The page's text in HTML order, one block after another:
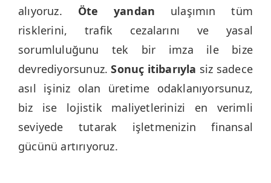
alıyoruz. Öte yandan ulaşımın tüm
risklerini, trafik cezalarını ve yasal
sorumluluğunu tek bir imza ile bize
devrediyorsunuz.Sonuç itibarıyla siz sadece
asıl işiniz olan üretime odaklanıyorsunuz,
biz ise lojistik maliyetlerinizi en verimli
seviyede tutarak işletmenizin finansal
gücünü artırıyoruz.